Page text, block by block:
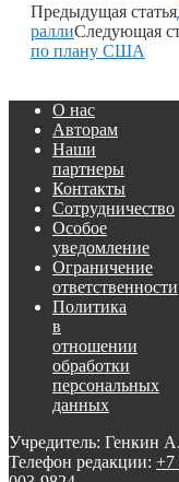
Предыдущая статья
раллиСледующая
по плану США
О нас
Авторам
Наши
партнеры
Контакты
Сотрудничество
Особое
уведомление
Ограничение
ответственности
Политика
в
отношении
обработки
персональных
данных
Учредитель: Генкин
Телефон редакции: +7